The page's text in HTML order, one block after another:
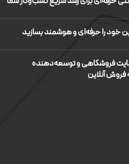
خود را حرفه‌ای و هوشمند بسازید
فروشگاهی و توسعه‌دهنده
آنلاین